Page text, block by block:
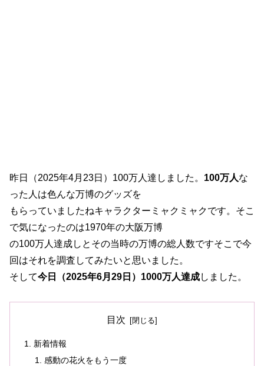
昨日（2025年4月23日）100万人達しました。 100万人な
った人は色んな万博のグッズを
もらっていましたねキャラクターミャクミャクです。そこ
で気になったのは1970年の大阪万博
の100万人達成しとその当時の万博の総人数ですそこで今
回はそれを調査してみたいと思いました。
そして今日（2025年6月29日）1000万人達成しました。
目次
新着情報
感動の花火をもう一度